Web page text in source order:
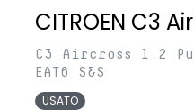
CITROEN C3
C3 Aircross 1.2
EAT6 S&S
USATO